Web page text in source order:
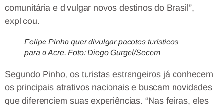
comunitária e divulgar novos destinos do Brasil”,
explicou.
Felipe Pinho quer divulgar pacotes turísticos
para o Acre. Foto: Diego Gurgel/Secom
Segundo Pinho, os turistas estrangeiros já conhecem
os principais atrativos nacionais e buscam novidades
que diferenciem suas experiências. “Nas feiras, eles